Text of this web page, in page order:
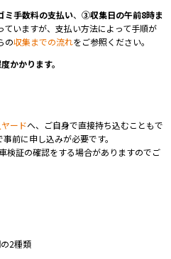
手数料の支払い、 ③収集日の午前8時ま
ていますが、支払い方法によって手順が
の収集までの流れをご参照ください。
かかります。
ードへ、ご自身で直接持ち込むこともで
前に申し込みが必要です。
検証の確認をする場合がありますのでご
の2種類